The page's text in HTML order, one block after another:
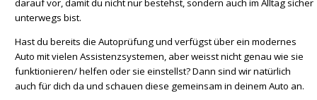
darauf vor, damit du nicht nur bestehst, sondern auch im Alltag sicher
unterwegs bist.
Hast du bereits die Autoprüfung und verfügst über ein modernes
Auto mit vielen Assistenzsystemen, aber weisst nicht genau wie sie
funktionieren/ helfen oder sie einstellst? Dann sind wir natürlich
auch für dich da und schauen diese gemeinsam in deinem Auto an.